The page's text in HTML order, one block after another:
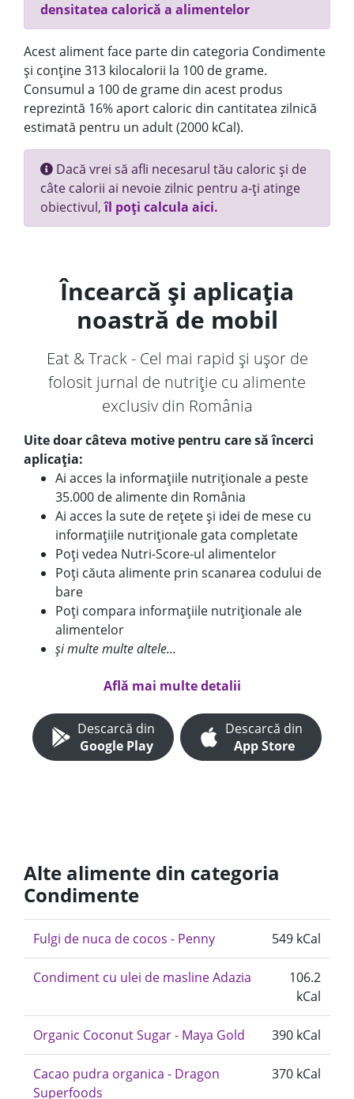
densitatea calorică a alimentelor
Acest aliment face parte din categoria Condimente
și conține 313 kilocalorii la 100 de grame.
Consumul a 100 de grame din acest produs
reprezintă 16% aport caloric din cantitatea zilnică
estimată pentru un adult (2000 kCal).
Dacă vrei să afli necesarul tău caloric și de
câte calorii ai nevoie zilnic pentru a-ți atinge
obiectivul,îl poți calcula aici.
Încearcă și aplicația
noastră de mobil
Eat & Track - Cel mai rapid și ușor de
folosit jurnal de nutriție cu alimente
exclusiv din România
Uite doar câteva motive pentru care să încerci
aplicația:
Ai acces la informațiile nutriționale a peste
35.000 de alimente din România
Ai acces la sute de rețete și idei de mese cu
informațiile nutriționale gata completate
Poți vedea Nutri-Score-ul alimentelor
Poți căuta alimente prin scanarea codului de
bare
Poți compara informațiile nutriționale ale
alimentelor
și multe multe altele...
Află mai multe detalii
Descarcă din
Google Play
Descarcă din
App Store
Alte alimente din categoria
Condimente
Fulgi de nuca de cocos - Penny 549 kCal
Condiment cu ulei de masline Adazia
106.2
kCal
Organic Coconut Sugar - Maya Gold 390 kCal
Cacao pudra organica - Dragon
Superfoods
370 kCal